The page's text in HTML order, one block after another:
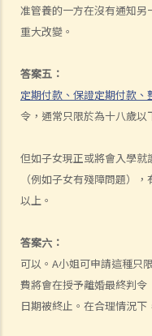
准管養的一方在沒有通知
重大改變。
答案五：
定期付款、保證定期付款、
令，通常只限於為十八歲以
但如子女現正或將會入學
（例如子女有殘障問題）
以上。
答案六：
可以。A小姐可申請這種只
費將會在授予離婚最終判
日期被終止。在合理情況下
C. 《未成年人監護條例》
D. 兒童的管養權
A. 概述離婚帶來的影響
B. 其他解決婚姻問題之方法
方法與離婚訴訟有何差異？
2. 家事調解有什麼優點？
3. 那些官方或義務性質的機
1. 在離婚或婚姻訴訟中，如
辦？
2. 我能否在香港辦理離婚？